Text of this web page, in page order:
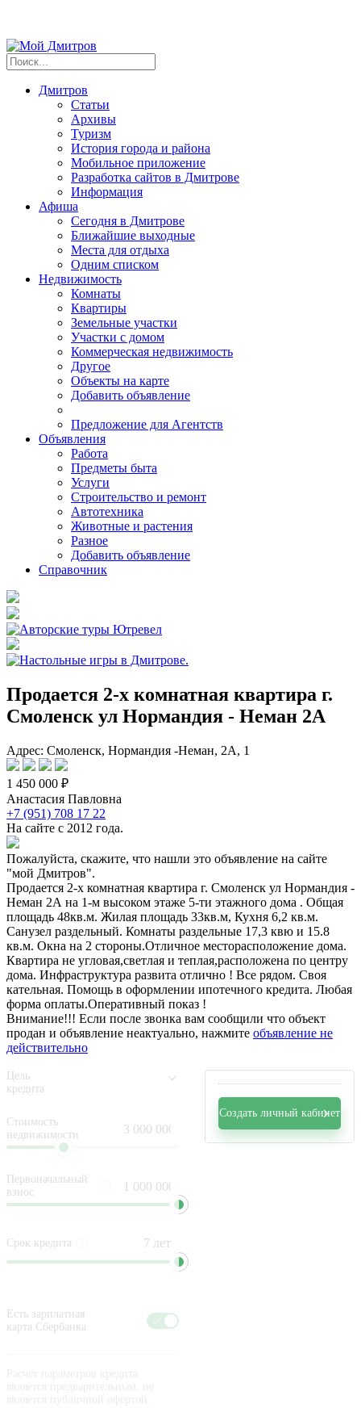
Дмитров
Статьи
Архивы
Туризм
История города и района
Мобильное приложение
Разработка сайтов в Дмитрове
Информация
Афиша
Сегодня в Дмитрове
Ближайшие выходные
Места для отдыха
Одним списком
Недвижимость
Комнаты
Квартиры
Земельные участки
Участки с домом
Коммерческая недвижимость
Другое
Объекты на карте
Добавить объявление
Предложение для Агентств
Объявления
Работа
Предметы быта
Услуги
Строительство и ремонт
Автотехника
Животные и растения
Разное
Добавить объявление
Справочник
Продается 2-х комнатная квартира г.
Смоленск ул Нормандия - Неман 2А
Адрес: Смоленск, Нормандия -Неман, 2А, 1
1 450 000 ₽
Анастасия Павловна
+7 (951) 708 17 22
На сайте с 2012 года.
Пожалуйста, скажите, что нашли это объявление на сайте
"мой Дмитров".
Продается 2-х комнатная квартира г. Смоленск ул Нормандия -
Неман 2А на 1-м высоком этаже 5-ти этажного дома . Общая
площадь 48кв.м. Жилая площадь 33кв.м, Кухня 6,2 кв.м.
Санузел раздельный. Комнаты раздельные 17,3 квю и 15.8
кв.м. Окна на 2 стороны.Отличное месторасположение дома.
Квартира не угловая,светлая и теплая,расположена по центру
дома. Инфраструктура развита отлично ! Все рядом. Своя
кательная. Помощь в оформлении ипотечного кредита. Любая
форма оплаты.Оперативный показ !
Внимание!!! Если после звонка вам сообщили что объект
продан и объявление неактуально, нажмите объявление не
действительно
Цель
кредита
Стоимость
недвижимости
Первоначальный
взнос
Срок кредита
Есть зарплатная
карта Сбербанка
Создать личный кабинет